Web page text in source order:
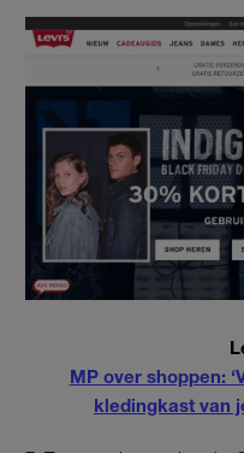
MP over shoppen:
kledingkast van